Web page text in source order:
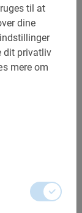
til at
dine
dit privatliv
mere om
fantastisk
by. Oplev
og find ud
destination
f.eks. en